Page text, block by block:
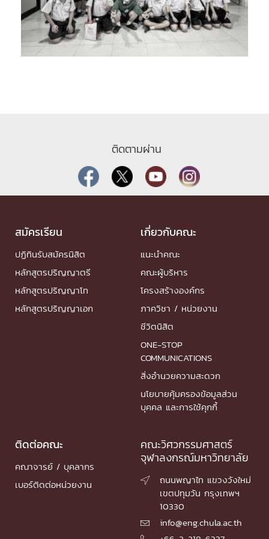
ติดตามผ่าน
สมัครเรียน
ปฏิทินรับสมัครนิสิต
หลักสูตรปริญญาตรี
หลักสูตรปริญญาโท
หลักสูตรปริญญาเอก
เกี่ยวกับคณะ
แนะนำคณะ
คณะผู้บริหาร
โครงสร้างองค์กร
ภาควิชา / หน่วยงาน
ชีวิตนิสิต
ONE-STOP
COMMUNICATIONS
สิ่งอำนวยความสะดวก
นโยบายคุ้มครองข้อมูลส่วน
บุคคล และการใช้คุกกี้
ติดต่อคณะ
คณาจารย์ / บุคลากร
เบอร์ติดต่อหน่วยงาน
คณะวิศวกรรมศาสตร์
จุฬาลงกรณ์มหาวิทยาลัย

ถนนพญาไท แขวงวังใหม่
เขตปทุมวัน กรุงเทพฯ
10330
 info@eng.chula.ac.th